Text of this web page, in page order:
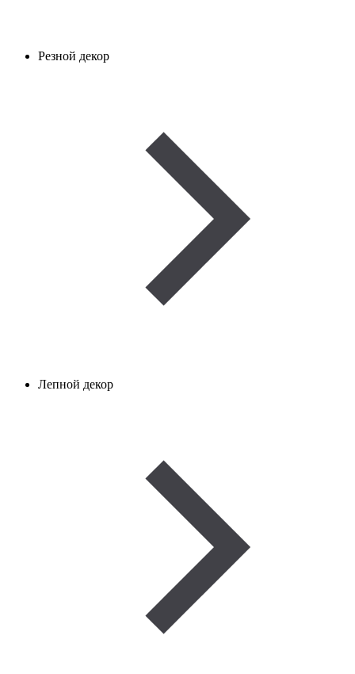
Резной декор
Лепной декор